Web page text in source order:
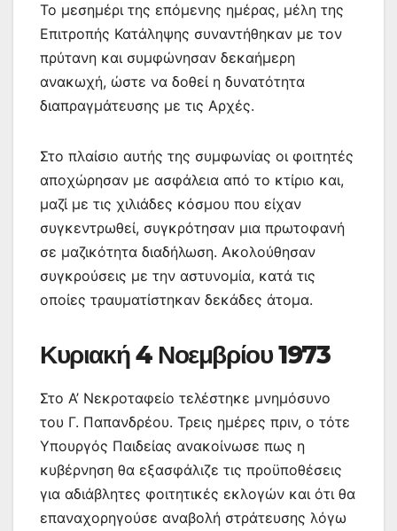
Το μεσημέρι της επόμενης ημέρας, μέλη της
Επιτροπής Κατάληψης συναντήθηκαν με τον
πρύτανη και συμφώνησαν δεκαήμερη
ανακωχή, ώστε να δοθεί η δυνατότητα
διαπραγμάτευσης με τις Αρχές.
Στο πλαίσιο αυτής της συμφωνίας οι φοιτητές
αποχώρησαν με ασφάλεια από το κτίριο και,
μαζί με τις χιλιάδες κόσμου που είχαν
συγκεντρωθεί, συγκρότησαν μια πρωτοφανή
σε μαζικότητα διαδήλωση. Ακολούθησαν
συγκρούσεις με την αστυνομία, κατά τις
οποίες τραυματίστηκαν δεκάδες άτομα.
Κυριακή 4 Νοεμβρίου 1973
Στο Α’ Νεκροταφείο τελέστηκε μνημόσυνο
του Γ. Παπανδρέου. Τρεις ημέρες πριν, ο τότε
Υπουργός Παιδείας ανακοίνωσε πως η
κυβέρνηση θα εξασφάλιζε τις προϋποθέσεις
για αδιάβλητες φοιτητικές εκλογών και ότι θα
επαναχορηγούσε αναβολή στράτευσης λόγω